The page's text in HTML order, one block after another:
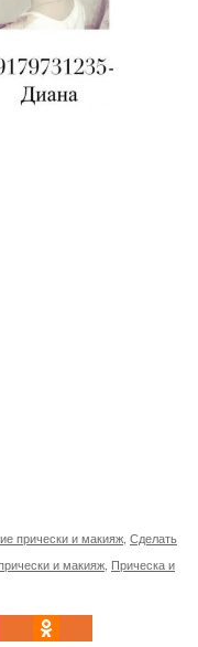
прически и макияж Сделать
и макияж Прическа и